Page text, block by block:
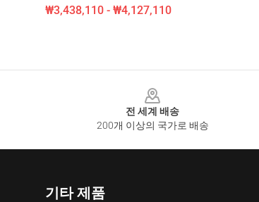
₩3,438,110 - ₩4,127,110
전 세계 배송
200개 이상의 국가로 배송
기타 제품